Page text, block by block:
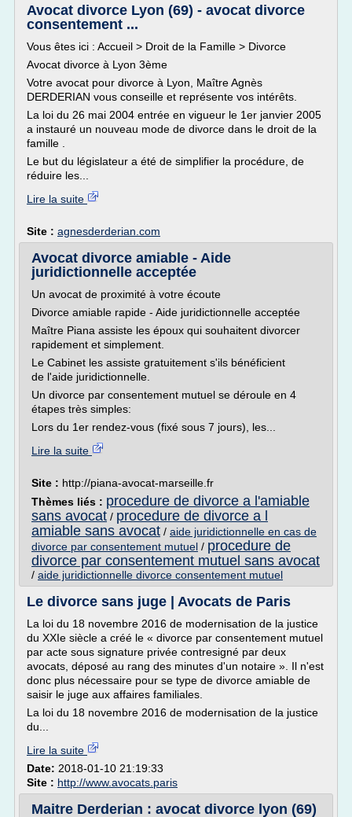
Avocat divorce Lyon (69) - avocat divorce
consentement ...
Vous êtes ici : Accueil > Droit de la Famille > Divorce
Avocat divorce à Lyon 3ème
Votre avocat pour divorce à Lyon, Maître Agnès
DERDERIAN vous conseille et représente vos intérêts.
La loi du 26 mai 2004 entrée en vigueur le 1er janvier 2005
a instauré un nouveau mode de divorce dans le droit de la
famille .
Le but du législateur a été de simplifier la procédure, de
réduire les...
Lire la suite
Site : agnesderderian.com
Avocat divorce amiable - Aide
juridictionnelle acceptée
Un avocat de proximité à votre écoute
Divorce amiable rapide - Aide juridictionnelle acceptée
Maître Piana assiste les époux qui souhaitent divorcer
rapidement et simplement.
Le Cabinet les assiste gratuitement s'ils bénéficient
de l'aide juridictionnelle.
Un divorce par consentement mutuel se déroule en 4
étapes très simples:
Lors du 1er rendez-vous (fixé sous 7 jours), les...
Lire la suite
Site : http://piana-avocat-marseille.fr
Thèmes liés : procedure de divorce a l'amiable
sans avocat / procedure de divorce a l
amiable sans avocat / aide juridictionnelle en cas de
divorce par consentement mutuel / procedure de
divorce par consentement mutuel sans avocat
/ aide juridictionnelle divorce consentement mutuel
Le divorce sans juge | Avocats de Paris
La loi du 18 novembre 2016 de modernisation de la justice
du XXIe siècle a créé le « divorce par consentement mutuel
par acte sous signature privée contresigné par deux
avocats, déposé au rang des minutes d'un notaire ». Il n'est
donc plus nécessaire pour se type de divorce amiable de
saisir le juge aux affaires familiales.
La loi du 18 novembre 2016 de modernisation de la justice
du...
Lire la suite
Date: 2018-01-10 21:19:33
Site : http://www.avocats.paris
Maitre Derderian : avocat divorce lyon (69)